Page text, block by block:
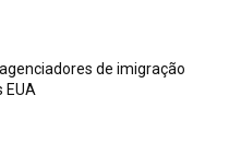
de imigração
EUA